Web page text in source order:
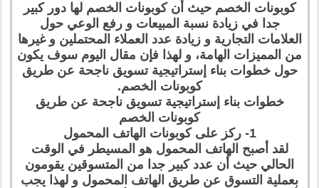
كوبونات الخصم حيث أن كوبونات الخصم لها دور كبير
جدا في زيادة نسبة المبيعات و رفع الوعي حول
العلامات التجارية و زيادة عدد العملاء المحتملين و غيرها
من المميزات الهامة، و لهذا فإن مقال اليوم سوف يكون
حول خطوات بناء إستراتيجية تسويق ناجحة عن طريق
كوبونات الخصم.
خطوات بناء إستراتيجية تسويق ناجحة عن طريق
كوبونات الخصم
1- ركز على كوبونات الهاتف المحمول
لقد أصبح الهاتف المحمول هو المسيطر في الوقت
الحالي حيث أن عدد كبير جدا من المتسوقين يقومون
بعملية التسوق عن طريق الهاتف المحمول و لهذا يجب